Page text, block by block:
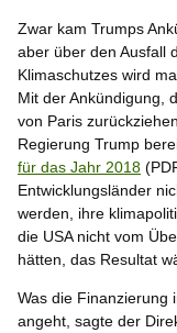
Zwar kam Trumps
aber über den Ausfall
Klimaschutzes wird
Mit der Ankündigung,
von Paris
Regierung Trump
für das Jahr 2018
Entwicklungsländer
werden, ihre
die USA nicht vom
hätten, das Resultat
Was die Finanzierung
angeht, sagte der